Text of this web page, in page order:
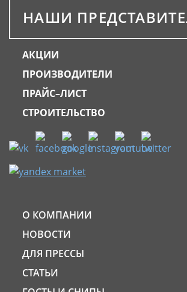
НАШИ
АКЦИИ
ПРОИЗВОДИТЕЛИ
ПРАЙС–ЛИСТ
СТРОИТЕЛЬСТВО
О КОМПАНИИ
НОВОСТИ
ДЛЯ ПРЕССЫ
СТАТЬИ